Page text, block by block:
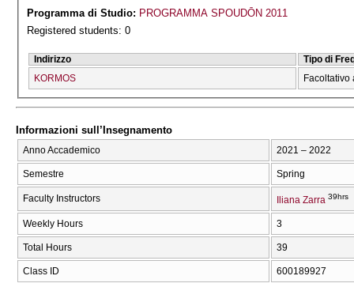
Programma di Studio: PROGRAMMA SPOUDŌN 2011
Registered students: 0
Indirizzo
Tipo di
KORMOS
Facoltativo
Informazioni sull’Insegnamento
Anno Accademico 2021 – 2022
Semestre Spring
Faculty Instructors Iliana Zarra 39hrs
Weekly Hours 3
Total Hours 39
Class ID 600189927